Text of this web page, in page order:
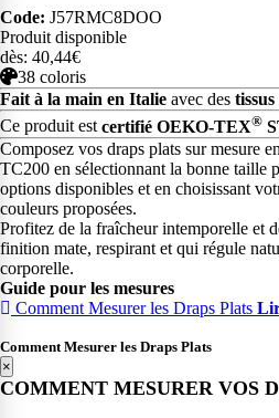
Code: J57RMC8DOO
Produit disponible
dès: 40,44€
38 coloris
Fait à la main en Italie avec des
Ce produit estcertifié OEKO-TEX®
Composez vos draps plats sur mesure
TC200 en sélectionnant la bonne taille
options disponibles et en choisissant
couleurs proposées.
Profitez de la fraîcheur intemporelle et
finition mate, respirant et qui régule
corporelle.
Guide pour les mesures
Comment Mesurer les Draps Plats
Comment Mesurer les Draps Plats
×
COMMENT MESURER VOS